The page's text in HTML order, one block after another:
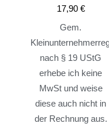
17,90 €
Gem.
nach § 19 UStG
erhebe ich keine
MwSt und weise
diese auch nicht in
der Rechnung aus.